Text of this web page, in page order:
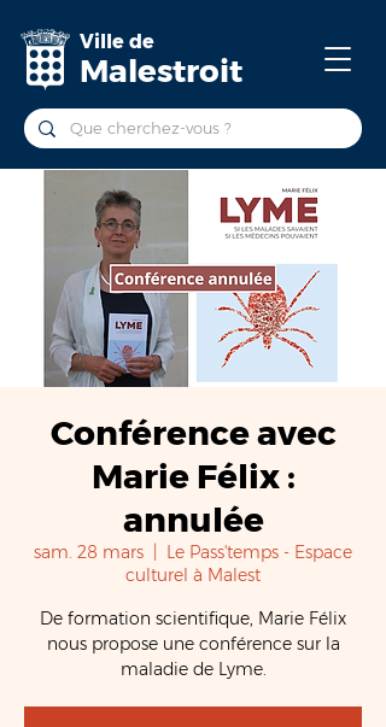
Ville de
Malestroit
Conférence avec
Marie Félix :
annulée
sam. 28 mars
Le Pass'temps - Espace
culturel à Malest
De formation scientifique, Marie Félix
nous propose une conférence sur la
maladie de Lyme.